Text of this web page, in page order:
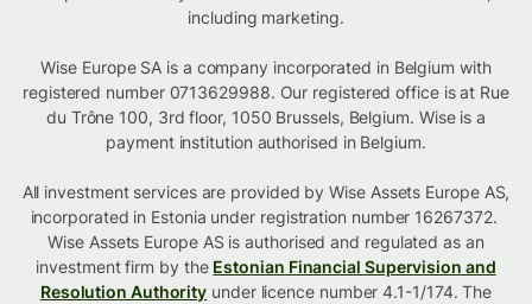
including marketing.
Wise Europe SA is a company incorporated in Belgium with
registered number 0713629988. Our registered office is at Rue
du Trône 100, 3rd floor, 1050 Brussels, Belgium. Wise is a
payment institution authorised in Belgium.
All investment services are provided by Wise Assets Europe AS,
incorporated in Estonia under registration number 16267372.
Wise Assets Europe AS is authorised and regulated as an
investment firm by the Estonian Financial Supervision and
Resolution Authority under licence number 4.1-1/174. The